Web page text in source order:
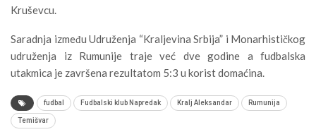
Kruševcu.
Saradnja između Udruženja “Kraljevina Srbija” i Monarhističkog
udruženja iz Rumunije traje već dve godine a fudbalska
utakmica je završena rezultatom 5:3 u korist domaćina.
fudbal Fudbalski klub Napredak Kralj Aleksandar Rumunija
Temišvar